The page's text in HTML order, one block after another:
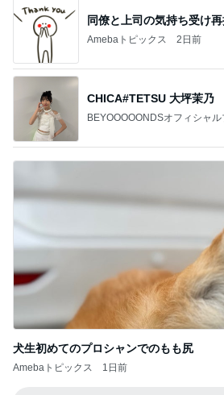
同僚と上司の気持ち受け
Amebaトピックス 2日前
CHICA#TETSU 大坪茉乃
BEYOOOOONDSオフィシャ
犬生初めてのプロシャンでのもも尻
Amebaトピックス 1日前